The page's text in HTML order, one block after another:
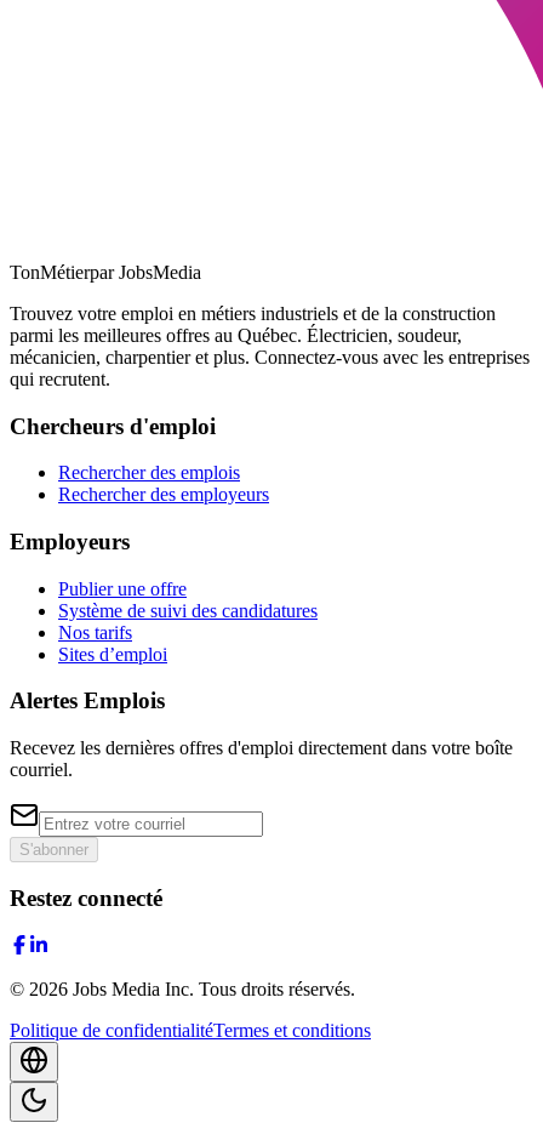
TonMétierpar JobsMedia
Trouvez votre emploi en métiers industriels et de la construction
parmi les meilleures offres au Québec. Électricien, soudeur,
mécanicien, charpentier et plus. Connectez-vous avec les entreprises
qui recrutent.
Chercheurs d'emploi
Rechercher des emplois
Rechercher des employeurs
Employeurs
Publier une offre
Système de suivi des candidatures
Nos tarifs
Sites d’emploi
Alertes Emplois
Recevez les dernières offres d'emploi directement dans votre boîte
courriel.
S'abonner
Restez connecté
© 2026 Jobs Media Inc. Tous droits réservés.
Politique de confidentialitéTermes et conditions